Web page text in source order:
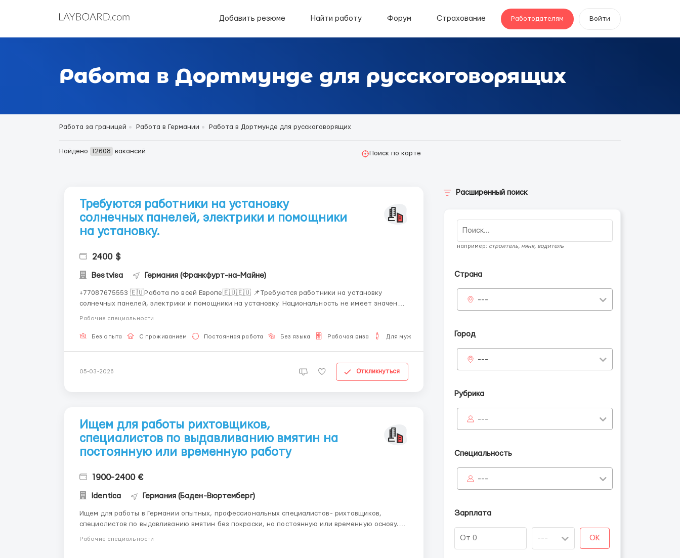
Добавить резюме Найти работу Форум Страхование Работодателям Войти
Работа в Дортмунде для русскоговорящих
Работа за границей Работа в Германии Работа в Дортмунде для русскоговорящих
Найдено 12608 вакансий Поиск по карте
Расширенный поиск
например: строитель, няня, водитель
Страна
---
Город
---
Рубрика
---
Специальность
---
Зарплата
OK
Требуются работники на установку
солнечных панелей, электрики и помощники
на установку.
2400 $
Bestvisa Германия (Франкфурт-на-Майне)
+77087675553 🇪🇺Работа по всей Европе🇪🇺🇪🇺 📌Требуются работники на установку
солнечных панелей, электрики и помощники на установку. Национальность не имеет значение
Рабочие специальности
Без опыта С проживанием Постоянная работа Без языка Рабочая виза Для мужчин
05-03-2026 Откликнуться
Ищем для работы рихтовщиков,
специалистов по выдавливанию вмятин на
постоянную или временную работу
1900-2400 €
Identica Германия (Баден-Вюртемберг)
Ищем для работы в Германии опытных, профессиональных специалистов- рихтовщиков,
специалистов по выдавливанию вмятин без покраски, на постоянную или временную основу.
Являемся прямыми работодателями! Филиалы нашей компании находятся на западе Германии,
Рабочие специальности